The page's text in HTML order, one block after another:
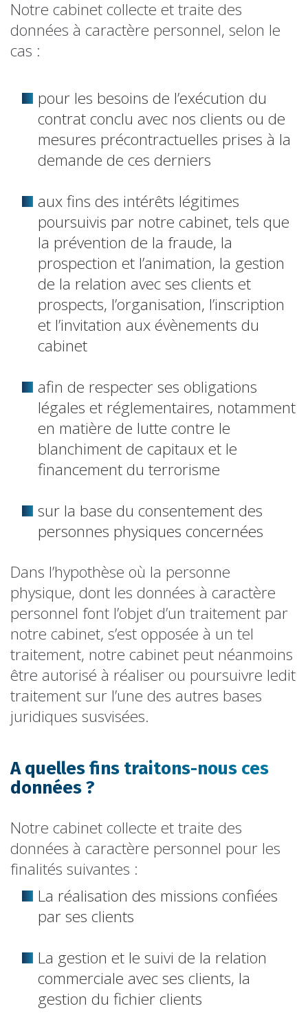
Notre cabinet collecte et traite des
données à caractère personnel, selon le
cas :
pour les besoins de l’exécution du
contrat conclu avec nos clients ou de
mesures précontractuelles prises à la
demande de ces derniers
aux fins des intérêts légitimes
poursuivis par notre cabinet, tels que
la prévention de la fraude, la
prospection et l’animation, la gestion
de la relation avec ses clients et
prospects, l’organisation, l’inscription
et l’invitation aux évènements du
cabinet
afin de respecter ses obligations
légales et réglementaires, notamment
en matière de lutte contre le
blanchiment de capitaux et le
financement du terrorisme
sur la base du consentement des
personnes physiques concernées
Dans l’hypothèse où la personne
physique, dont les données à caractère
personnel font l’objet d’un traitement par
notre cabinet, s’est opposée à un tel
traitement, notre cabinet peut néanmoins
être autorisé à réaliser ou poursuivre ledit
traitement sur l’une des autres bases
juridiques susvisées.
A quelles fins traitons-nous ces
données ?
Notre cabinet collecte et traite des
données à caractère personnel pour les
finalités suivantes :
La réalisation des missions confiées
par ses clients
La gestion et le suivi de la relation
commerciale avec ses clients, la
gestion du fichier clients